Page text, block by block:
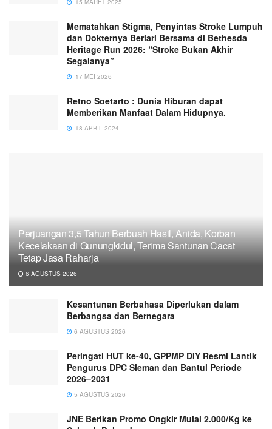
15 MARET 2025
Mematahkan Stigma, Penyintas Stroke Lumpuh
dan Dokternya Berlari Bersama di Bethesda
Heritage Run 2026: “Stroke Bukan Akhir
Segalanya”
17 MEI 2026
Retno Soetarto : Dunia Hiburan dapat
Memberikan Manfaat Dalam Hidupnya.
18 APRIL 2024
Perjuangan 3,5 Tahun Berbuah Hasil, Anida, Korban
Kecelakaan di Gunungkidul, Terima Santunan Cacat
Tetap Jasa Raharja
6 AGUSTUS 2026
Kesantunan Berbahasa Diperlukan dalam
Berbangsa dan Bernegara
6 AGUSTUS 2026
Peringati HUT ke-40, GPPMP DIY Resmi Lantik
Pengurus DPC Sleman dan Bantul Periode
2026–2031
5 AGUSTUS 2026
JNE Berikan Promo Ongkir Mulai 2.000/Kg ke